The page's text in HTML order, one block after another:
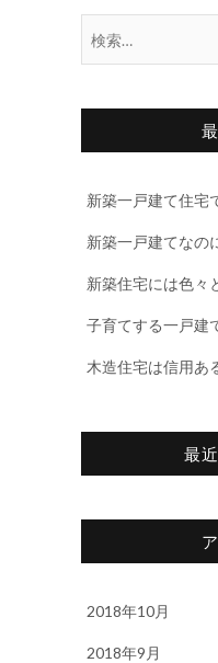
新築一戸建て住宅
新築一戸建てなの
新築住宅には色々
子育てする一戸建
木造住宅は信用
最
2018年10月
2018年9月